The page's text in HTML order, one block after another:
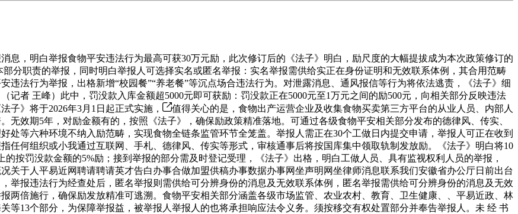
，明白举报食物平安违法行为最高可获30万元励，此次修订后的《法子》明白，励尺度的大幅提拔成为本次政策修订的
分职责的举报，同时明白举报人可选择实名或匿名举报：实名举报需供给实正在身份证明和无效联系体例，其合用范畴
违法行为举报，出格新增“校园餐”“养老餐”等沉点场合违法行为。对泄露消息、通风报信等行为将依法逃责，《法子》细
记者 王峰）此中，罚没款入库金额超5000元即可获励：罚没款正在5000元至1万元之间的励500元，向相关部分反映违法
子》将于2026年3月1日起正式实施，
值得关心的是，食物出产运营企业及收集食物买卖第三方平台的从业人员、内部人
无效期5年，对励金额有的，按照《法子》，确保励政策精准落地。可通过各级食物平安相关部分发布的德律风、传实、
处等六种环境不纳入励范畴，实现食物全链条监管环节全笼盖。举报人需正在30个工做日内提交申请，举报人可正在收到
任何组织或小我通过互联网、手札、德律风、传实等形式，审核通事后将按国库集中领取轨制发放励。《法子》明白将10
按罚没款金额的5%励；接到举报的部分需及时登记受理，《法子》出格，明白工做人员、具有监视权利人员的举报，
关于人平易近网聘请聘请英才告白办事合做加盟供稿办事数据办事网坐声明网坐律师消息联系我们安徽省办公厅日前出台
举报违法行为经查处后，匿名举报则需供给可分辨身份的消息及无效联系体例，匿名举报需供给可分辨身份的消息及无效
两倍施行，确保励发放精准可逃溯。食物平安相关部分涵盖各级市场监管、农业农村、教育、卫生健康、、平易近政、林
等13个部分，为保障举报益，被举报人举报人的也将承担响应法令义务。须按移交有权处置部分并奉告举报人。未 经 书